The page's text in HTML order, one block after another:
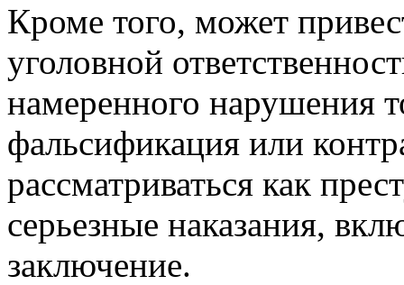
Кроме того, может
уголовной
намеренного нарушения
фальсификация или
рассматриваться как
серьезные наказания,
заключение.